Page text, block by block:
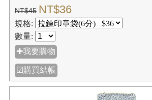
NT$45 NT$36
規格:
數量:
✚我要購物
☑購買結帳